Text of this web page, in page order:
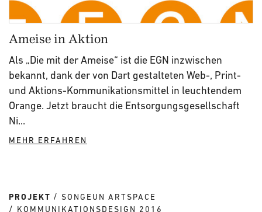
Ameise in Aktion
Als „Die mit der Ameise“ ist die EGN inzwischen
bekannt, dank der von Dart gestalteten Web-, Print-
und Aktions-Kommunikationsmittel in leuchtendem
Orange. Jetzt braucht die Entsorgungsgesellschaft
Ni...
MEHR ERFAHREN
PROJEKT
SONGEUN ARTSPACE
KOMMUNIKATIONSDESIGN 2016